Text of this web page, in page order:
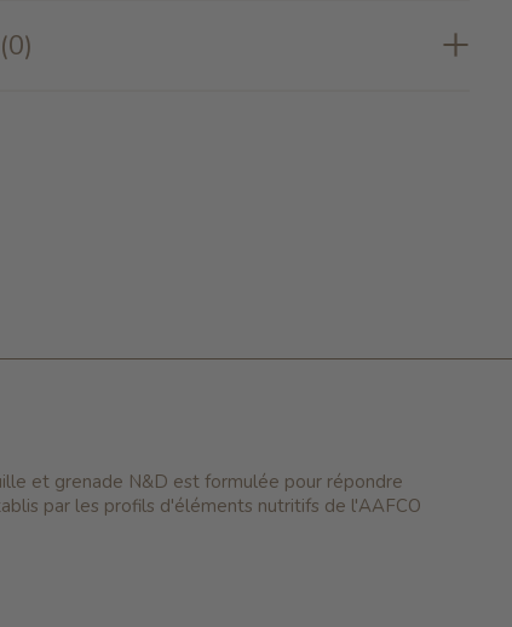
et grenade N&D est formulée pour répondre
par les profils d'éléments nutritifs de l'AAFCO